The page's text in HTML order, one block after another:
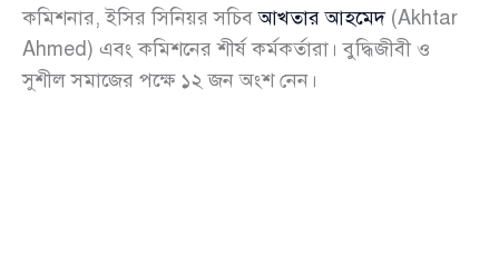
কমিশনার, ইসির সিনিয়র সচিবআখতার আহমেদ(Akhtar
Ahmed) এবং কমিশনের শীর্ষ কর্মকর্তারা। বুদ্ধিজীবী ও
সুশীল সমাজের পক্ষে ১২ জন অংশ নেন।